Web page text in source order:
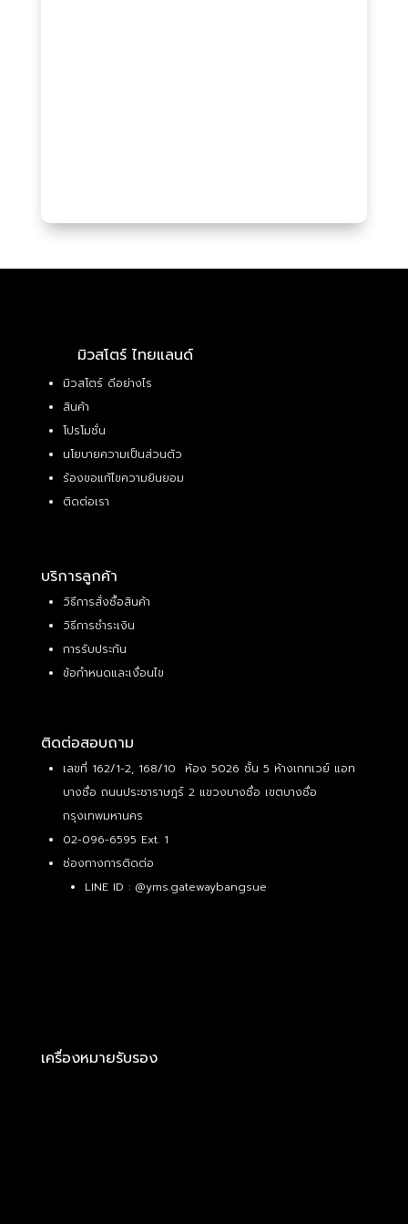
มิวสโตร์ ไทยแลนด์
มิวสโตร์ ดีอย่างไร
สินค้า
โปรโมชั่น
นโยบายความเป็นส่วนตัว
ร้องขอแก้ไขความยินยอม
ติดต่อเรา
บริการลูกค้า
วิธีการสั่งซื้อสินค้า
วิธีการชำระเงิน
การรับประกัน
ข้อกำหนดและเงื่อนไข
ติดต่อสอบถาม
เลขที่ 162/1-2, 168/10 ห้อง 5026 ชั้น 5 ห้างเกทเวย์ แอท
บางซื่อ ถนนประชาราษฎร์ 2 แขวงบางซื่อ เขตบางซื่อ
กรุงเทพมหานคร
02-096-6595 Ext. 1
ช่องทางการติดต่อ
LINE ID : @yms.gatewaybangsue
เครื่องหมายรับรอง